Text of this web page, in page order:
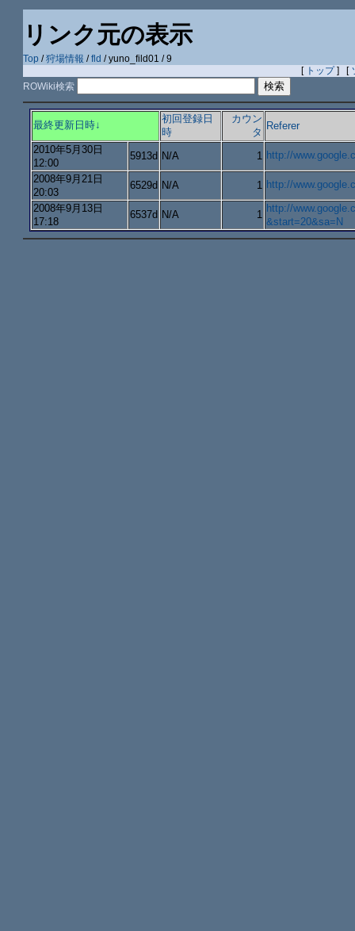
リンク元の表示
Top /狩場情報 /fld / yuno_fild01 / 9
[ トップ] [
ROWiki検索
最終更新日時↓
初回登録日
時
カウン
タ
Referer
2010年5月30日
12:00
5913d N/A 1 http://
2008年9月21日
20:03
6529d N/A 1 http://
2008年9月13日
17:18
6537d N/A 1
http://
&start=20&sa=N